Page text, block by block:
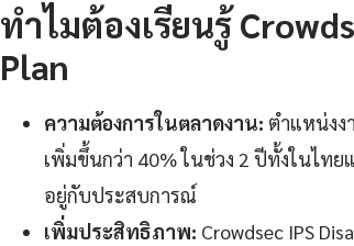
ทำไมต้องเรียนรู้
Plan
ความต้องการในตลาดงาน: ตำแหน่งง
เพิ่มขึ้นกว่า 40% ในช่วง 2 ปีทั้งในไท
อยู่กับประสบการณ์
เพิ่มประสิทธิภาพ: Crowdsec IPS